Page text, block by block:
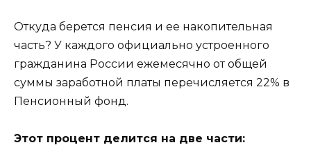
Откуда берется пенсия и ее накопительная
часть? У каждого официально устроенного
гражданина России ежемесячно от общей
суммы заработной платы перечисляется 22% в
Пенсионный фонд.
Этот процент делится на две части: